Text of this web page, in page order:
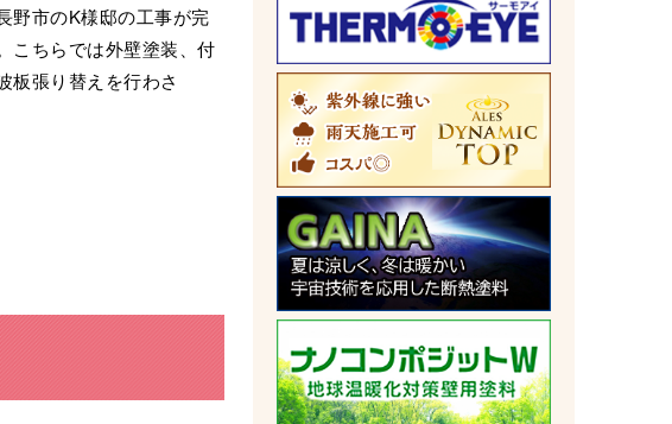
野市のK様邸の工事が完
こちらでは外壁塗装、付
板張り替えを行わさ